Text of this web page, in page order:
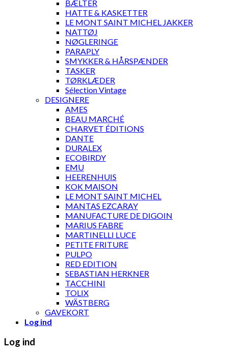
BÆLTER
HATTE & KASKETTER
LE MONT SAINT MICHEL JAKKER
NATTØJ
NØGLERINGE
PARAPLY
SMYKKER & HÅRSPÆNDER
TASKER
TØRKLÆDER
Sélection Vintage
DESIGNERE
AMES
BEAU MARCHÉ
CHARVET ÉDITIONS
DANTE
DURALEX
ECOBIRDY
EMU
HEERENHUIS
KOK MAISON
LE MONT SAINT MICHEL
MANTAS EZCARAY
MANUFACTURE DE DIGOIN
MARIUS FABRE
MARTINELLI LUCE
PETITE FRITURE
PULPO
RED EDITION
SEBASTIAN HERKNER
TACCHINI
TOLIX
WÄSTBERG
GAVEKORT
Log ind
Log ind